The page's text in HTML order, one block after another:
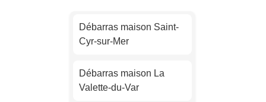
Débarras maison
Débarras maison
Débarras maison Saint-
Cyr-sur-Mer
Débarras maison La
Valette-du-Var